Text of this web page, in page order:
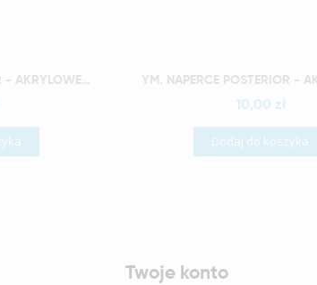
YM. NAPERCE POSTERIOR - AKRYLOWE ZĘBY SZTUCZNE - A4-M30D Szybki podgląd
10,00 zł
Dodaj do koszyka
Twoje konto